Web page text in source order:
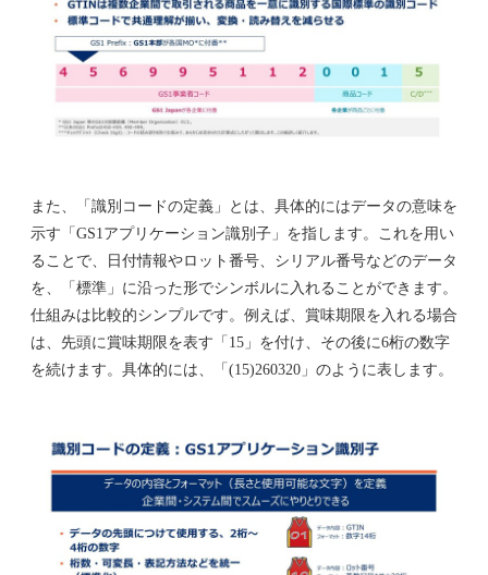
また、「識別コードの定義」とは、具体的にはデータの意味を
示す「GS1アプリケーション識別子」を指します。これを用い
ることで、日付情報やロット番号、シリアル番号などのデータ
を、「標準」に沿った形でシンボルに入れることができます。
仕組みは比較的シンプルです。例えば、賞味期限を入れる場合
は、先頭に賞味期限を表す「15」を付け、その後に6桁の数字
を続けます。具体的には、「(15)260320」のように表します。